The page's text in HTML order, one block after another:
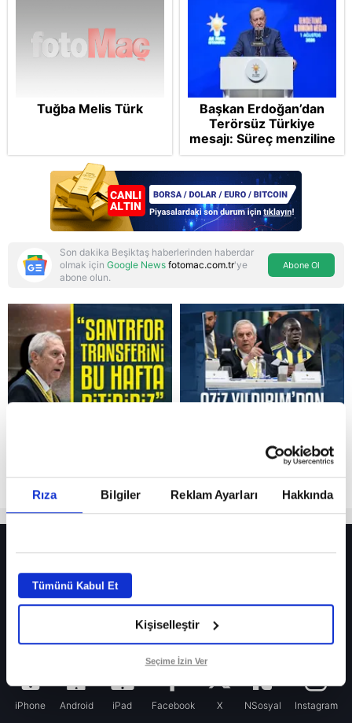
Rıza Bilgiler Reklam Ayarları Hakkında
Tümünü Kabul Et
Kişiselleştir
Seçime İzin Ver
Reddet
Tuğba Melis Türk
Başkan Erdoğan’dan
Terörsüz Türkiye
mesajı: Süreç menziline
varacak
Son dakika Beşiktaş haberlerinden haberdar
olmak için Google News fotomac.com.tr'ye
abone olun.
Abone Ol
Fenerbahçeli yıldız prensipte anlaşmaya vardı! İşte Yıldırım’ın transfer talebi
Fenerbahçe’nin yeni transferi Mason Greenwood için olay sözler!
Galatasaray’da rota yeniden Thiago Almada!
iPhone Android iPad Facebook X NSosyal Instagram